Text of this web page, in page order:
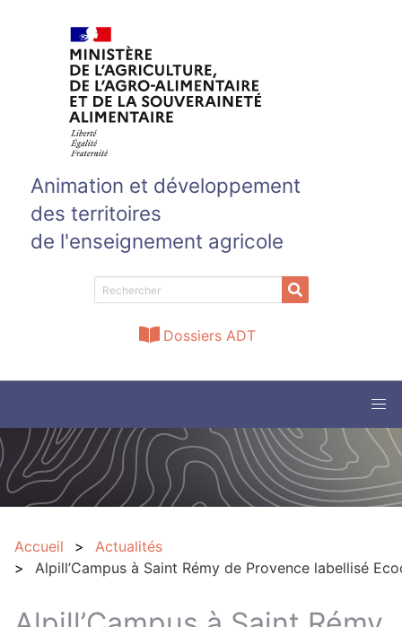
Animation et développement
des territoires
de l'enseignement agricole
Dossiers ADT
Accueil
Actualités
Alpill’Campus à Saint Rémy de Provence labellisé